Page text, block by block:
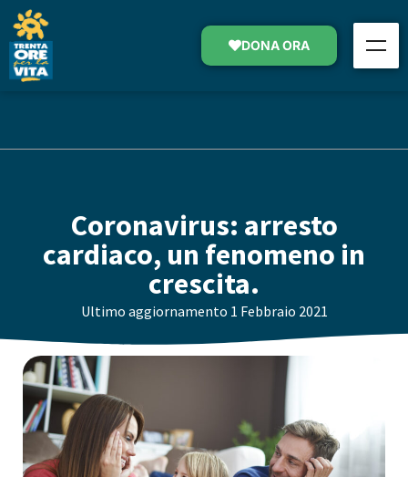
DONA ORA
Coronavirus: arresto
cardiaco, un fenomeno in
crescita.
Ultimo aggiornamento 1 Febbraio 2021